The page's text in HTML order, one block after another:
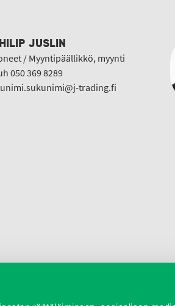
JUSLIN
/ Myyntipäällikkö, myynti
050 369 8289
trading.fi
JT Vuokrakone